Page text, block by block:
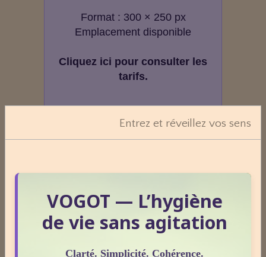
Format : 300 × 250 px
Emplacement disponible
Cliquez ici pour consulter les
tarifs.
Evaluez vos connaissances
Mini‑quizz
Plantes médicinales
Nature & sciences
Entrez et réveillez vos sens
VOGOT — L’hygiène
de vie sans agitation
Clarté. Simplicité. Cohérence.